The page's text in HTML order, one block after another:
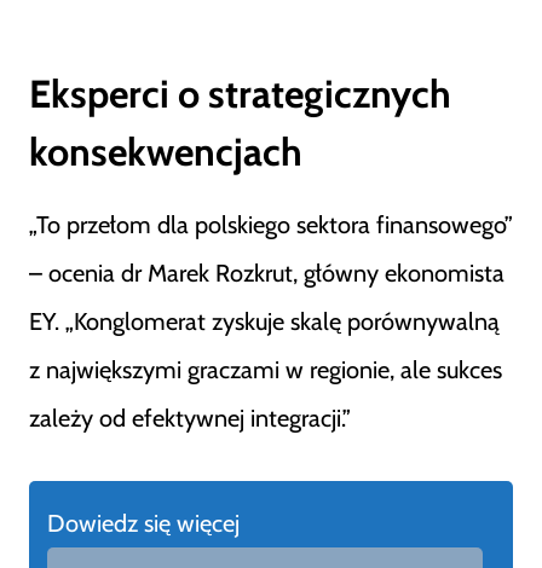
Eksperci o strategicznych
konsekwencjach
„To przełom dla polskiego sektora finansowego”
– ocenia dr Marek Rozkrut, główny ekonomista
EY. „Konglomerat zyskuje skalę porównywalną
z największymi graczami w regionie, ale sukces
zależy od efektywnej integracji.”
Dowiedz się więcej